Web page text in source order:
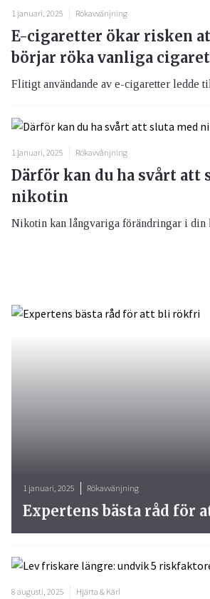
1 januari, 2025 Rökavvänjning
E-cigaretter ökar risken
börjar röka vanliga
Flitigt användande av e-cigaretter ledde
1 januari, 2025 Rökavvänjning
Därför kan du ha svårt att
nikotin
Nikotin kan långvariga förändringar i din
8 augusti, 2025 Hjärta & Kärl
1 januari, 2025 Rökavvänjning
Expertens bästa råd för